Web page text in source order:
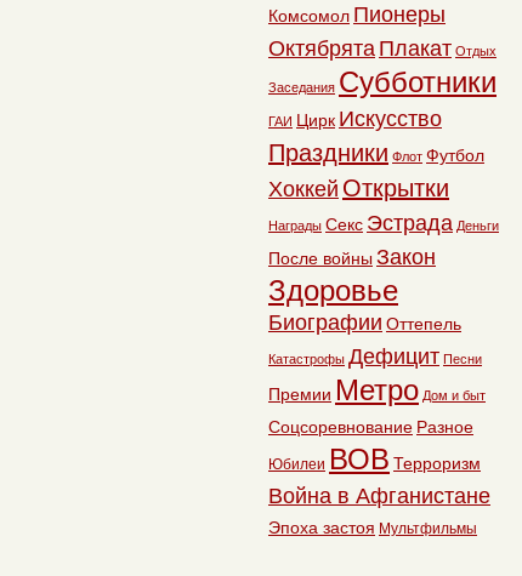
Комсомол Пионеры
Октябрята Плакат Отдых
Заседания Субботники
ГАИ Цирк Искусство
Праздники Флот Футбол
Хоккей Открытки
Награды Секс Эстрада Деньги
После войны Закон
Здоровье
Биографии Оттепель
Катастрофы Дефицит Песни
Премии Метро Дом и быт
Соцсоревнование Разное
Юбилеи ВОВ Терроризм
Война в Афганистане
Эпоха застоя Мультфильмы